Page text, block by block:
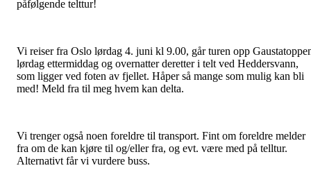
påfølgende telttur!
Vi reiser fra Oslo lørdag 4. juni kl 9.00, går turen opp
lørdag ettermiddag og overnatter deretter i telt ved Heddersvann,
som ligger ved foten av fjellet. Håper så mange som mulig kan bli
med! Meld fra til meg hvem kan delta.
Vi trenger også noen foreldre til transport. Fint om foreldre melder
fra om de kan kjøre til og/eller fra, og evt. være med på telltur.
Alternativt får vi vurdere buss.